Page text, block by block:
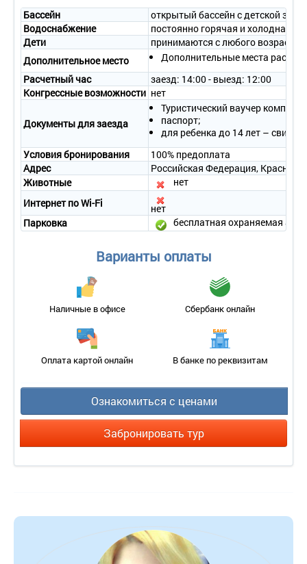
телевидением, 2 кондиционера, утюг, гладильная доска.
• Оборудование кухни – холодильник, электрический чайник,
микроволновая печь, электроплита, духовой шкаф, набор
посуды, кухонный гарнитур.
• Покрытие пола – ламинат.
• Санузел – ванна, фен, стиральная машина, комплект
полотенец, набор гигиенических принадлежностей, тапочки.
• Сервис:
- уборка номера – 1 раз в 3 дня;
- смена белья – 1 раз в 6 дней или по требованию;
- смена полотенец – 1 раз в 3 дня или по требованию.
Бассейн
открытый бассейн с детской
Водоснабжение
постоянно горячая и холодная
Дети
принимаются с любого возраста
Дополнительное место
Дополнительные места
Расчетный час
заезд: 14:00 - выезд: 12:00
Конгрессные возможности нет
Документы для заезда
Туристический ваучер
паспорт;
для ребенка до 14 лет –
Условия бронирования
100% предоплата
Адрес
Российская Федерация,
Животные
нет
Интернет по Wi-Fi
нет
Парковка
бесплатная охраняемая
Варианты оплаты
Наличные в офисе Сбербанк онлайн
Оплата картой онлайн В банке по реквизитам
Ознакомиться с ценами
Забронировать тур